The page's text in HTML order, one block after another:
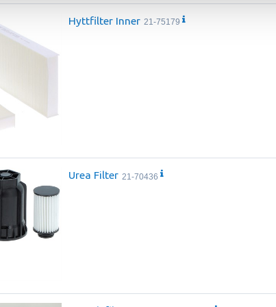
Hyttfilter Inner 21-75179
Urea Filter 21-70436